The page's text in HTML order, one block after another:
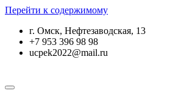
Перейти к содержимому
г. Омск, Нефтезаводская, 13
+7 953 396 98 98
ucpek2022@mail.ru